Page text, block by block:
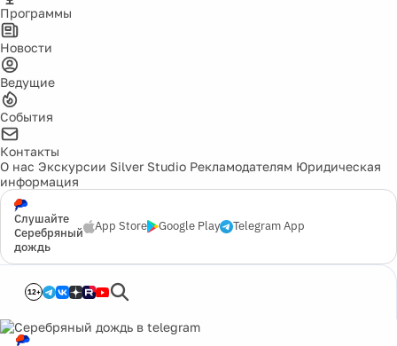
Программы
Новости
Ведущие
События
Контакты
О нас Экскурсии Silver Studio Рекламодателям Юридическая
информация
Слушайте
Серебряный
дождь
App Store Google Play Telegram App
12+